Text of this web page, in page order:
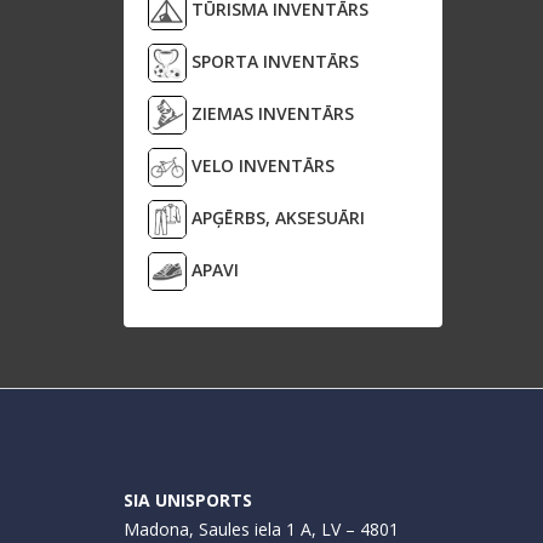
TŪRISMA INVENTĀRS
SPORTA INVENTĀRS
ZIEMAS INVENTĀRS
VELO INVENTĀRS
APĢĒRBS, AKSESUĀRI
APAVI
SIA UNISPORTS
Madona, Saules iela 1 A, LV – 4801